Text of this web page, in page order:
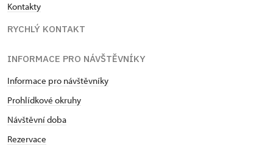
Kontakty
RYCHLÝ KONTAKT
INFORMACE PRO NÁVŠTĚVNÍKY
Informace pro návštěvníky
Prohlídkové okruhy
Návštěvní doba
Rezervace